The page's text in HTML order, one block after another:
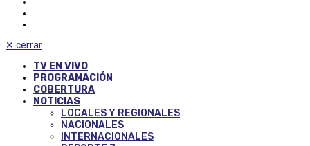
✕ cerrar
TV EN VIVO
PROGRAMACIÓN
COBERTURA
NOTICIAS
LOCALES Y REGIONALES
NACIONALES
INTERNACIONALES